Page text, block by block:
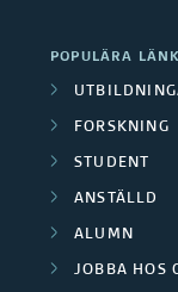
POPULÄRA
FORSKNING
STUDENT
ANSTÄLLD
ALUMN
JOBBA HOS